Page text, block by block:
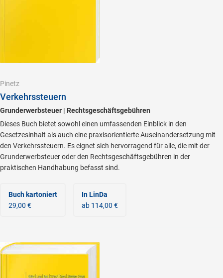
Pinetz
Verkehrssteuern
Grunderwerbsteuer | Rechtsgeschäftsgebühren
Dieses Buch bietet sowohl einen umfassenden Einblick in den
Gesetzesinhalt als auch eine praxisorientierte Auseinandersetzung mit
den Verkehrssteuern. Es eignet sich hervorragend für alle, die mit der
Grunderwerbsteuer oder den Rechtsgeschäftsgebühren in der
praktischen Handhabung befasst sind.
Buch kartoniert
29,00 €
In LinDa
ab 114,00 €